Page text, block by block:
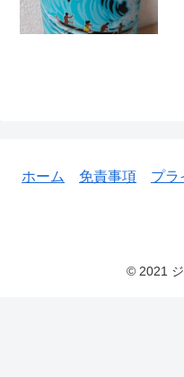
ホーム 免責事項 プラ
© 2021